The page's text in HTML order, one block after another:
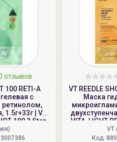
отзывов
100 RETI-A
с
ретинолом,
1.5г+33г | VT
100 2 Step
Tightening
VT REEDLE
Маска
VITA-LIGHT
Step VT
Код: